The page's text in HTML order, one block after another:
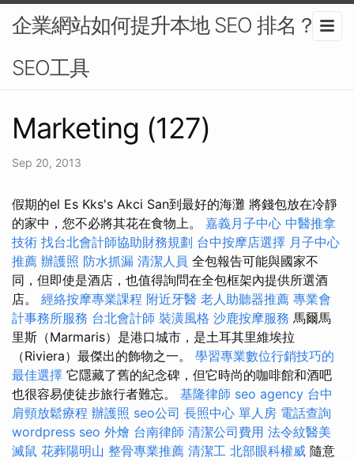
企業網站如何提升本地 SEO 排名？-
SEO工具
Marketing (127)
Sep 20, 2013
假期的el Es Kks's Akci San到最好的海灘 將錢包放在冷靜
的家中，您不必將其花在食物上。 嘉義月子中心 中醫推拿
技術 找台北會計師協助財務規劃 台中按摩店選擇 月子中心
推薦 辦護照 防水抓漏 清潔人員 全包報告可能與國家不
同，但即使是酒店，也值得詢問在全包框架內提供所選酒
店。 經絡按摩專業課程 附近牙醫 老人助聽器推薦 專業會
計事務所服務 台北會計師 裝潢風格 沙鹿按摩服務 馬爾馬
里斯（Marmaris）是港口城市，是土耳其里維埃拉
（Riviera）最傑出的飾物之一。 學習專業數位行銷技巧的
最佳選擇 它隱藏了舊的紀念碑，但它時尚的咖啡館和酒吧
也很容易使徒步旅行者難忘。 基隆律師 seo agency 台中
肩頸放鬆療程 辦護照 seo公司 長照中心 單人房 電話查詢
wordpress seo 外燴 台南律師 清潔公司費用 法令紋醫美
滅鼠 花葬陽明山 整骨專業推薦 清潔工 北部眼科權威 隨意